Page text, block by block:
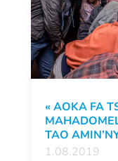
« AOKA FA
TAO
1.08.2019